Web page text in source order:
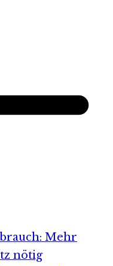
Mehr
nötig